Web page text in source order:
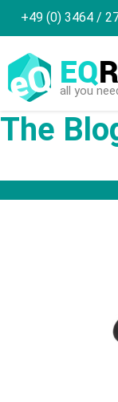
+49 (0) 3464 /
EQ
all you
The